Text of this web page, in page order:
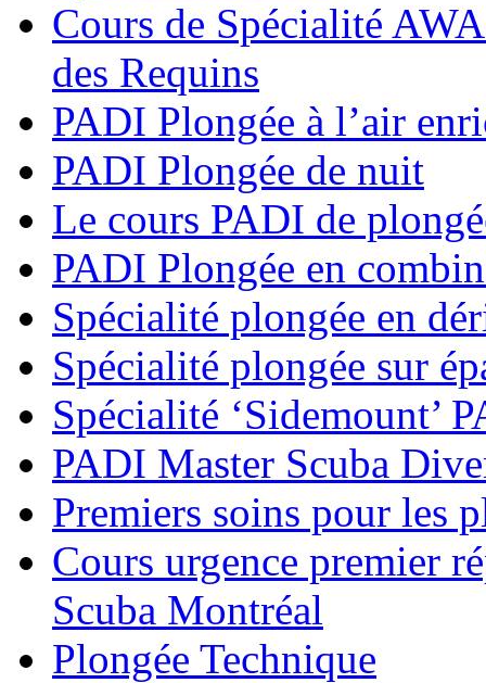
Cours de Spécialité
des Requins
PADI Plongée à l’air
PADI Plongée de nuit
Le cours PADI de
PADI Plongée en
Spécialité plongée en
Spécialité plongée sur
Spécialité ‘Sidemount’
PADI Master Scuba
Premiers soins pour les
Cours urgence premier
Scuba Montréal
Plongée Technique